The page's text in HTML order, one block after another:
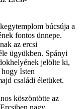
búcsúja a
fontos ünnepe.
az ercsi
ügyükben. Spányi
jelölte ki,
Isten
családi életüket.
köszöntötte az
nagy